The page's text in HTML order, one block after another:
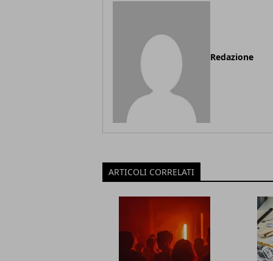
Redazione
ARTICOLI CORRELATI